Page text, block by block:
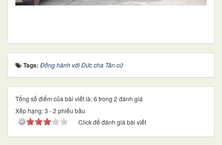
Tags: Đồng hành với Đức cha Tân cử
Tổng số điểm của bài viết là: 6 trong 2 đánh giá
Xếp hạng:3 -2 phiếu bầu
Click để đánh giá bài viết